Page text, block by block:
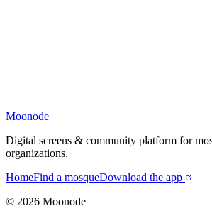
Moonode
Digital screens & community platform for
organizations.
HomeFind a mosqueDownload the app
© 2026 Moonode